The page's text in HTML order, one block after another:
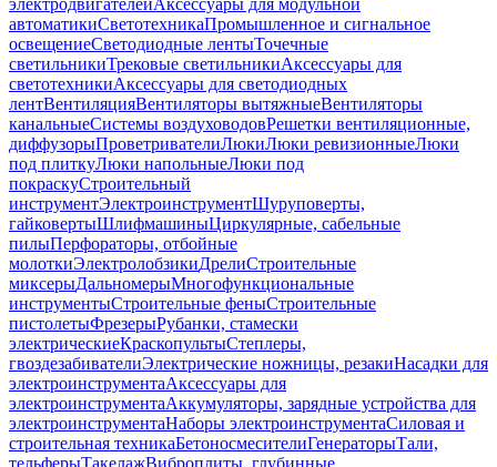
электродвигателейАксессуары для модульной
автоматикиСветотехникаПромышленное и сигнальное
освещениеСветодиодные лентыТочечные
светильникиТрековые светильникиАксессуары для
светотехникиАксессуары для светодиодных
лентВентиляцияВентиляторы вытяжныеВентиляторы
канальныеСистемы воздуховодовРешетки вентиляционные,
диффузорыПроветривателиЛюкиЛюки ревизионныеЛюки
под плиткуЛюки напольныеЛюки под
покраскуСтроительный
инструментЭлектроинструментШуруповерты,
гайковертыШлифмашиныЦиркулярные, сабельные
пилыПерфораторы, отбойные
молоткиЭлектролобзикиДрелиСтроительные
миксерыДальномерыМногофункциональные
инструментыСтроительные феныСтроительные
пистолетыФрезерыРубанки, стамески
электрическиеКраскопультыСтеплеры,
гвоздезабивателиЭлектрические ножницы, резакиНасадки для
электроинструментаАксессуары для
электроинструментаАккумуляторы, зарядные устройства для
электроинструментаНаборы электроинструментаСиловая и
строительная техникаБетоносмесителиГенераторыТали,
тельферыТакелажВиброплиты, глубинные